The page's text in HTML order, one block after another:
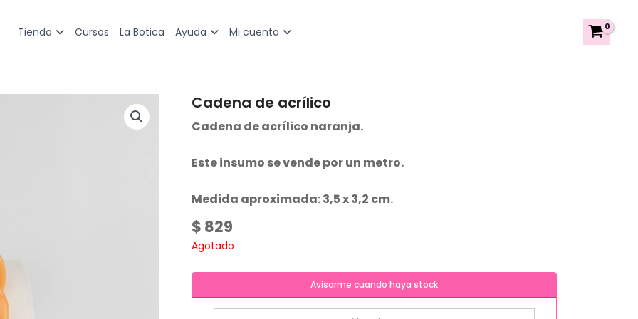
Tienda Cursos La Botica Ayuda Mi cuenta
Cadena de acrílico
Cadena de acrílico naranja.
Este insumo se vende por un metro.
Medida aproximada: 3,5 x 3,2 cm.
$ 829
Agotado
Avisarme cuando haya stock